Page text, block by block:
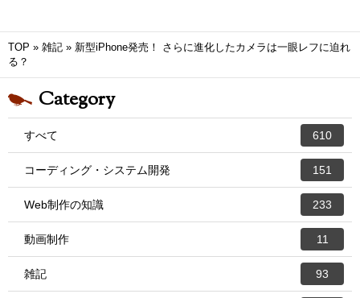
TOP » 雑記 » 新型iPhone発売！ さらに進化したカメラは一眼レフに迫れ
る？
Category
すべて 610
コーディング・システム開発 151
Web制作の知識 233
動画制作 11
雑記 93